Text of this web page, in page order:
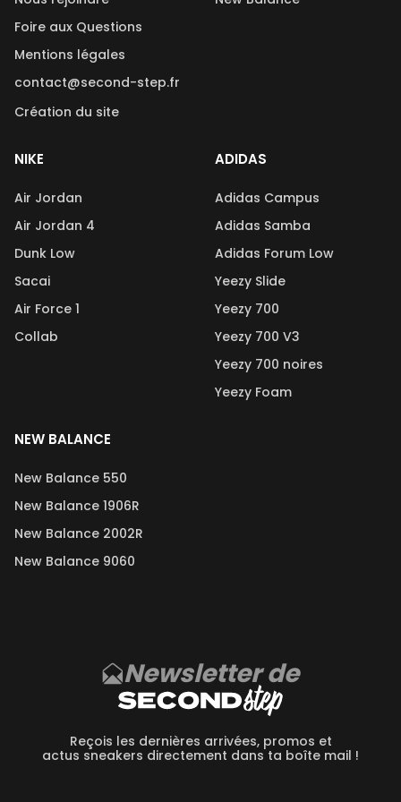
Foire aux Questions
Mentions légales
contact@second-step.fr
Création du site
NIKE
Air Jordan
Air Jordan 4
Dunk Low
Sacai
Air Force 1
Collab
ADIDAS
Adidas Campus
Adidas Samba
Adidas Forum Low
Yeezy Slide
Yeezy 700
Yeezy 700 V3
Yeezy 700 noires
Yeezy Foam
NEW BALANCE
New Balance 550
New Balance 1906R
New Balance 2002R
New Balance 9060
Newsletter de
Reçois les dernières arrivées, promos et
actus sneakers directement dans ta boîte mail !